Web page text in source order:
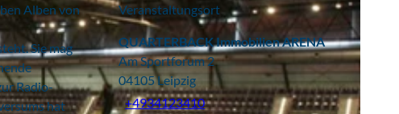
Alben von
Sie mag
Radio-
hat
Veranstaltungsort
QUARTERBACK Immobilien ARENA
Am Sportforum 2
04105Leipzig
+4934123410